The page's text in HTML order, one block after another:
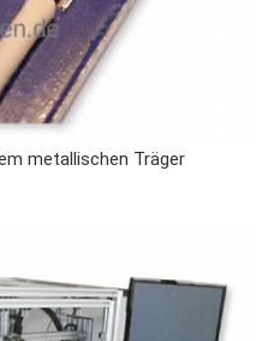
metallischen Träger